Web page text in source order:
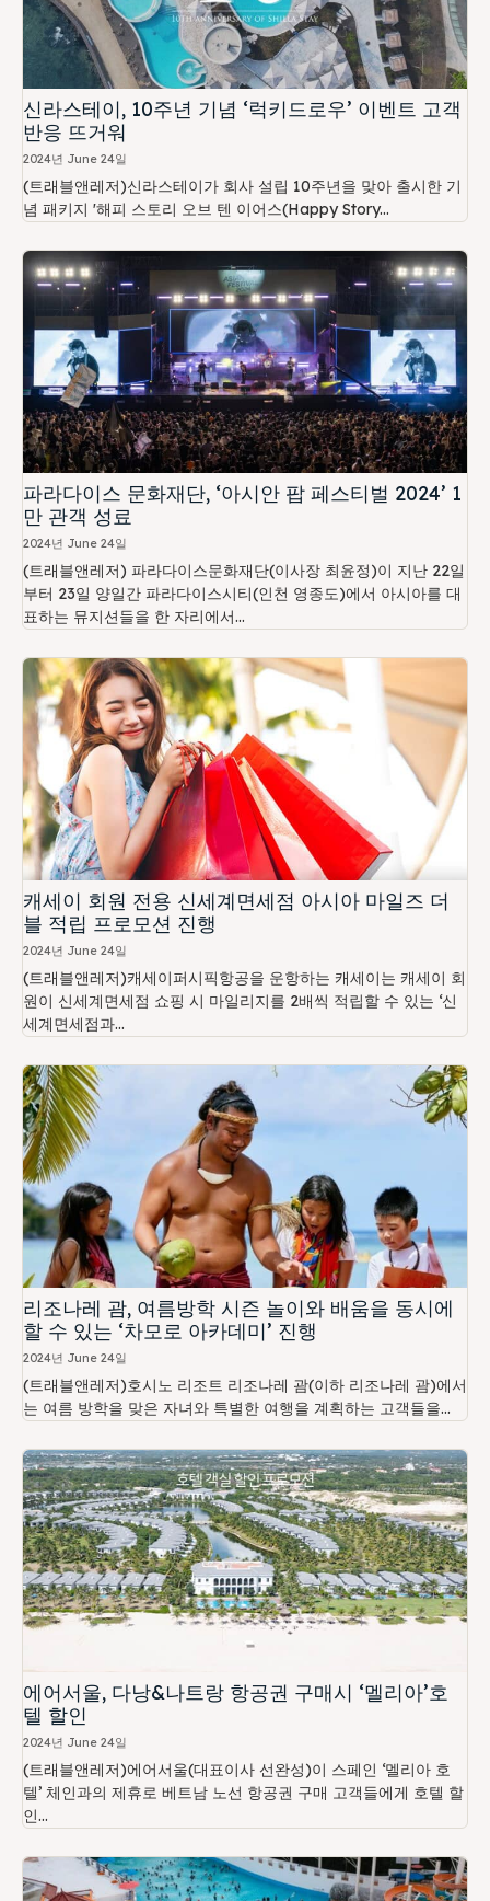
신라스테이, 10주년 기념 ‘럭키드로우’ 이벤트 고객
반응 뜨거워
2024년 June 24일
(트래블앤레저)신라스테이가 회사 설립 10주년을 맞아 출시한 기
념 패키지 '해피 스토리 오브 텐 이어스(Happy Story...
파라다이스 문화재단, ‘아시안 팝 페스티벌 2024’ 1
만 관객 성료
2024년 June 24일
(트래블앤레저) 파라다이스문화재단(이사장 최윤정)이 지난 22일
부터 23일 양일간 파라다이스시티(인천 영종도)에서 아시아를 대
표하는 뮤지션들을 한 자리에서...
캐세이 회원 전용 신세계면세점 아시아 마일즈 더
블 적립 프로모션 진행
2024년 June 24일
(트래블앤레저)캐세이퍼시픽항공을 운항하는 캐세이는 캐세이 회
원이 신세계면세점 쇼핑 시 마일리지를 2배씩 적립할 수 있는 ‘신
세계면세점과...
리조나레 괌, 여름방학 시즌 놀이와 배움을 동시에
할 수 있는 ‘차모로 아카데미’ 진행
2024년 June 24일
(트래블앤레저)호시노 리조트 리조나레 괌(이하 리조나레 괌)에서
는 여름 방학을 맞은 자녀와 특별한 여행을 계획하는 고객들을...
에어서울, 다낭&나트랑 항공권 구매시 ‘멜리아’호
텔 할인
2024년 June 24일
(트래블앤레저)에어서울(대표이사 선완성)이 스페인 ‘멜리아 호
텔’ 체인과의 제휴로 베트남 노선 항공권 구매 고객들에게 호텔 할
인...